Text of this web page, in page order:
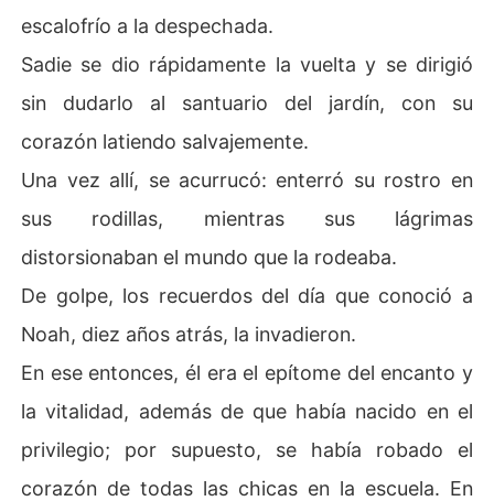
escalofrío a la despechada.
Sadie se dio rápidamente la vuelta y se dirigió
sin dudarlo al santuario del jardín, con su
corazón latiendo salvajemente.
Una vez allí, se acurrucó: enterró su rostro en
sus rodillas, mientras sus lágrimas
distorsionaban el mundo que la rodeaba.
De golpe, los recuerdos del día que conoció a
Noah, diez años atrás, la invadieron.
En ese entonces, él era el epítome del encanto y
la vitalidad, además de que había nacido en el
privilegio; por supuesto, se había robado el
corazón de todas las chicas en la escuela. En